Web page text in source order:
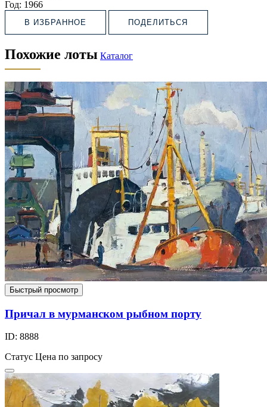
Год: 1966
В ИЗБРАННОЕ ПОДЕЛИТЬСЯ
Похожие лоты Каталог
Быстрый просмотр
Причал в мурманском рыбном порту
ID: 8888
Статус Цена по запросу